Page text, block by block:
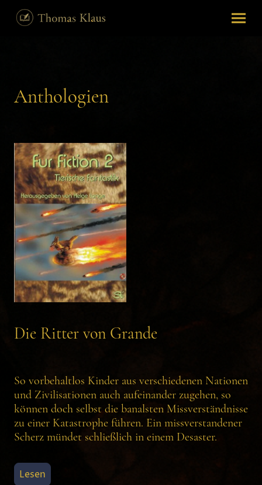
Anthologien
Die Ritter von Grande
So vorbehaltlos Kinder aus verschiedenen Nationen
und Zivilisationen auch aufeinander zugehen, so
können doch selbst die banalsten Missverständnisse
zu einer Katastrophe führen. Ein missverstandener
Scherz mündet schließlich in einem Desaster.
Lesen